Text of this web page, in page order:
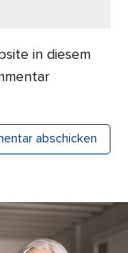
in diesem
abschicken